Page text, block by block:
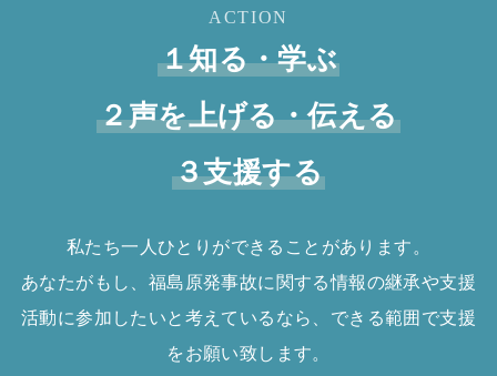
ACTION
１知る・学ぶ
２声を上げる・伝える
３支援する
私たち一人ひとりができることがあります。
あなたがもし、福島原発事故に関する情報の継承や支援
活動に参加したいと考えているなら、できる範囲で支援
をお願い致します。